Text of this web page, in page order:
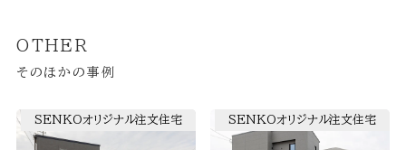
OTHER
そのほかの事例
SENKOオリジナル注文住宅 SENKOオリジナル注文住宅